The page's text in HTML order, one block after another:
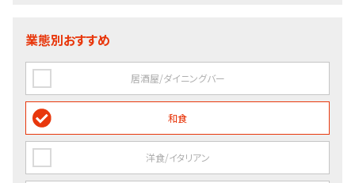
業態別おすすめ
居酒屋/ダイニングバー
和食
洋食/イタリアン